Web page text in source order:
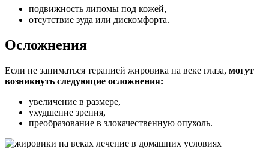
подвижность липомы под кожей,
отсутствие зуда или дискомфорта.
Осложнения
Если не заниматься терапией жировика на веке глаза, могут
возникнуть следующие осложнения:
увеличение в размере,
ухудшение зрения,
преобразование в злокачественную опухоль.